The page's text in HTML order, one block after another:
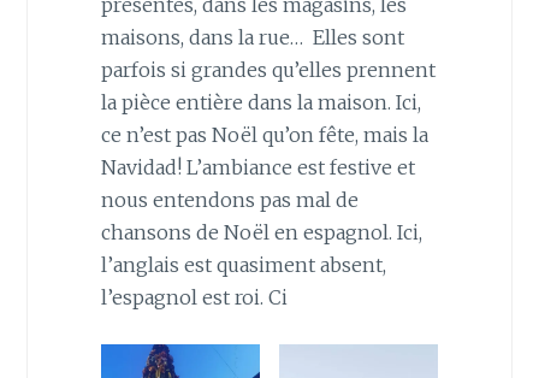
maisons, dans la rue… Elles sont
parfois si grandes qu’elles prennent
la pièce entière dans la maison. Ici,
ce n’est pas Noël qu’on fête, mais la
Navidad! L’ambiance est festive et
nous entendons pas mal de
chansons de Noël en espagnol. Ici,
l’anglais est quasiment absent,
l’espagnol est roi. Ci